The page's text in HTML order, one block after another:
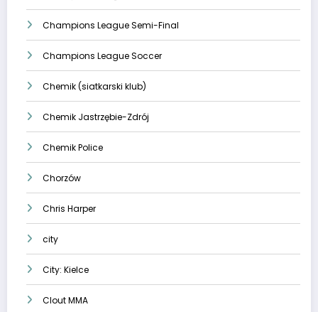
Champions League Semi-Final
Champions League Soccer
Chemik (siatkarski klub)
Chemik Jastrzębie-Zdrój
Chemik Police
Chorzów
Chris Harper
city
City: Kielce
Clout MMA